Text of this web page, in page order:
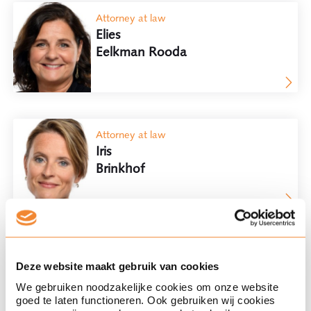
Deze website maakt gebruik van cookies
We gebruiken noodzakelijke cookies om onze website
goed te laten functioneren. Ook gebruiken wij cookies
Transport law
Waste law
Attorney at law
Elies
Eelkman Rooda
Attorney at law
Iris
Brinkhof
Leonoor
Dröge